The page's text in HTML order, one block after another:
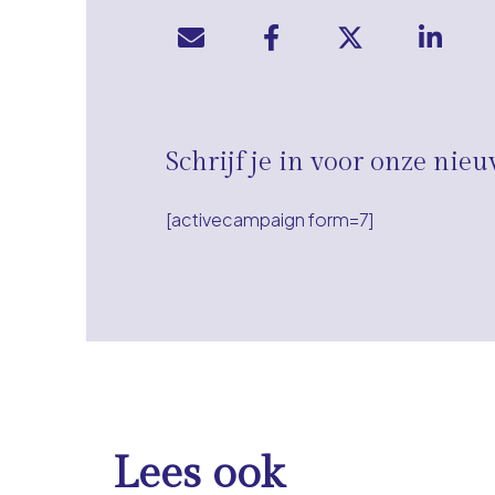
Schrijf je in voor onze
[activecampaign form=7]
Lees ook